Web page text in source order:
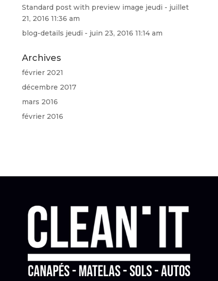
Standard post with preview image jeudi - juillet
21, 2016 11:36 am
blog-details jeudi - juin 23, 2016 11:14 am
Archives
février 2021
décembre 2017
mars 2016
février 2016